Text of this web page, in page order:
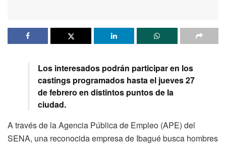
Los interesados podrán participar en los
castings programados hasta el jueves 27
de febrero en distintos puntos de la
ciudad.
A través de la Agencia Pública de Empleo (APE) del
SENA, una reconocida empresa de Ibagué busca hombres